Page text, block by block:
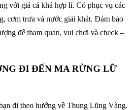
với giá cả khá hợp lí. Có phục vụ các
cơm trưa và nước giải khát. Đảm bảo
để tham quan, vui chơi và check –
ĐI ĐẾN MA RỪNG LỮ
đi theo hướng về Thung Lũng Vàng.